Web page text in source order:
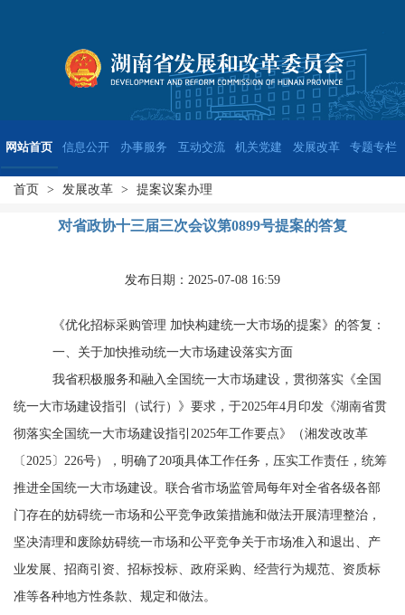
网站首页 信息公开 办事服务 互动交流 机关党建 发展改革 专题专栏
首页 > 发展改革 > 提案议案办理
对省政协十三届三次会议第0899号提案的答复
发布日期：2025-07-08 16:59
《优化招标采购管理 加快构建统一大市场的提案》的答复：
一、关于加快推动统一大市场建设落实方面
我省积极服务和融入全国统一大市场建设，贯彻落实《全国
统一大市场建设指引（试行）》要求，于2025年4 月印发《湖南省贯
彻落实全国统一大市场建设指引 2025年工作要点》（湘发改改革
〔 2025〕 226号），明确了 20项具体工作任务，压实工作责任，统筹
推进全国统一大市场建设。联合省市场监管局每年对全省各级各部
门存在的妨碍统一市场和公平竞争政策措施和做法开展清理整治，
坚决清理和废除妨碍统一市场和公平竞争关于市场准入和退出、产
业发展、招商引资、招标投标、政府采购、经营行为规范、资质标
准等各种地方性条款、规定和做法。